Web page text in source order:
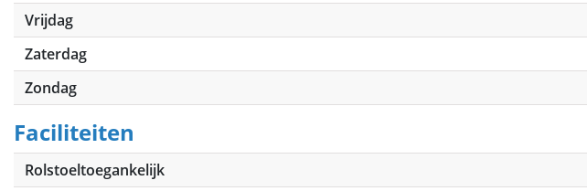
Vrijdag
Zaterdag
Zondag
Faciliteiten
Rolstoeltoegankelijk